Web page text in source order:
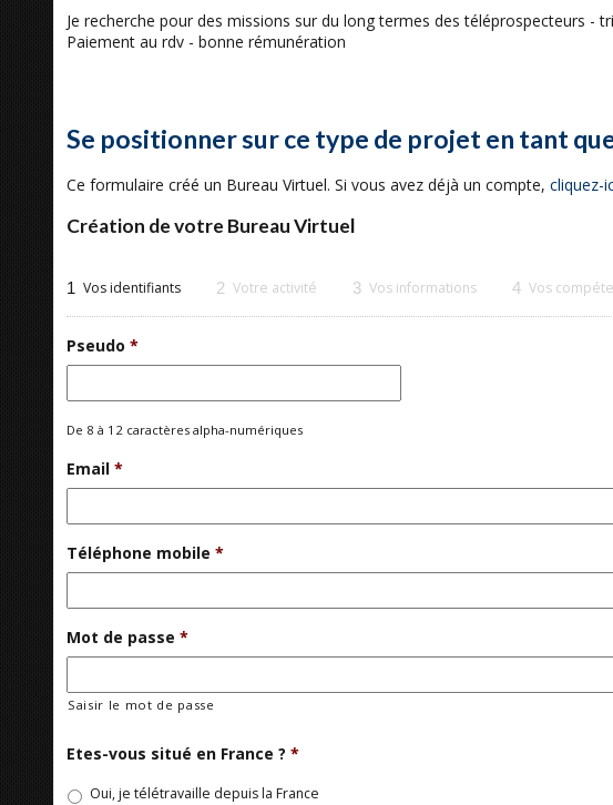
Je recherche pour des missions sur du long termes des téléprospecteurs -
Paiement au rdv - bonne rémunération
Se positionner sur ce type de projet en tant
Ce formulaire créé un Bureau Virtuel. Si vous avez déjà un compte, cliquez-
Création de votre Bureau Virtuel
1 Vos identifiants 2 Votre activité 3 Vos informations 4 Vos
Pseudo *
De 8 à 12 caractères alpha-numériques
Email *
Téléphone mobile *
Mot de passe *
Saisir le mot de passe
Etes-vous situé en France ? *
Oui, je télétravaille depuis la France